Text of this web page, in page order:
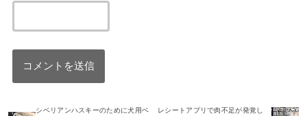
シベリアンハスキーのために犬用ベ
レシートアプリで肉不足が発覚し